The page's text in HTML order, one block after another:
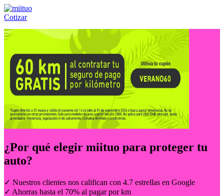
Cotizar
Llámanos al:(55) 84-21-05-00 ó
¿Por qué elegir miituo para proteger tu
auto?
✓ Nuestros clientes nos califican con 4.7 estrellas en Google
✓ Ahorras hasta el 70% al pagar por km